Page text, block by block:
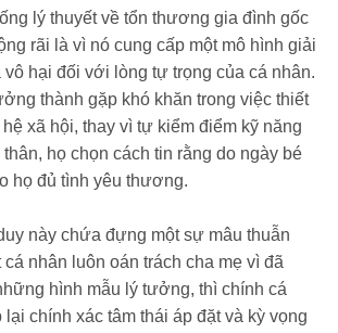
lý thuyết về tổn thương gia đình gốc
rãi là vì nó cung cấp một mô hình giải
hại đối với lòng tự trọng của cá nhân.
thành gặp khó khăn trong việc thiết
hệ xã hội, thay vì tự kiểm điểm kỹ năng
họ chọn cách tin rằng do ngày bé
họ đủ tình yêu thương.
này chứa đựng một sự mâu thuẫn
nhân luôn oán trách cha mẹ vì đã
hình mẫu lý tưởng, thì chính cá
lại chính xác tâm thái áp đặt và kỳ vọng